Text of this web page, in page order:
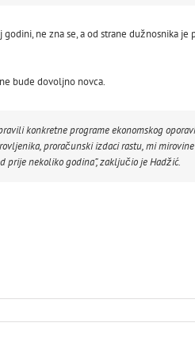
ne zna se, a od strane dužnosnika je
bude dovoljno novca.
konkretne programe ekonomskog
proračunski izdaci rastu, mi mirovine
prije nekoliko godina”, zaključio je Hadžić.